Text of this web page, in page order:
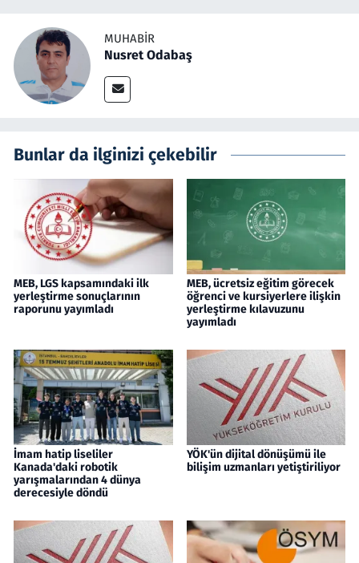
MUHABIR
Nusret Odabaş
Bunlar da ilginizi çekebilir
MEB, LGS kapsamındaki ilk
yerleştirme sonuçlarının
raporunu yayımladı
MEB, ücretsiz eğitim görecek
öğrenci ve kursiyerlere ilişkin
yerleştirme kılavuzunu
yayımladı
İmam hatip liseliler
Kanada'daki robotik
yarışmalarından 4 dünya
derecesiyle döndü
YÖK'ün dijital dönüşümü ile
bilişim uzmanları yetiştiriliyor